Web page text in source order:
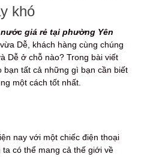
khó
giá rẻ tại phường Yên
Dễ, khách hàng cùng chúng
Dễ ở chỗ nào? Trong bài viết
bạn tất cả những gì bạn cần biết
một cách tốt nhất.
nay với một chiếc điện thoại
có thể mang cả thế giới về